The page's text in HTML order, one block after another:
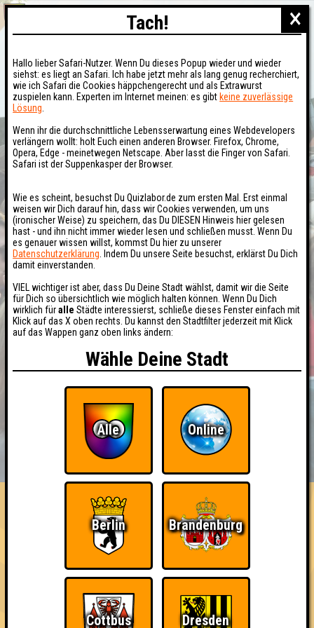
HIGHSCORE RESERVIERUNG
FAQ ÜBER UNS
Seitenquiz Berlin #25
Das Weihnachtsspezial · 18.12.2014 · Alte Kantine /
Punkte Angemeldete Teams
×
Tach!
Hallo lieber Safari-Nutzer. Wenn Du dieses Popup wieder und wieder
siehst: es liegt an Safari. Ich habe jetzt mehr als lang genug recherchiert,
wie ich Safari die Cookies häppchengerecht und als Extrawurst
zuspielen kann. Experten im Internet meinen: es gibt keine zuverlässige
Lösung
Wenn ihr die durchschnittliche Lebensserwartung eines Webdevelopers
verlängern wollt: holt Euch einen anderen Browser. Firefox, Chrome,
Opera, Edge - meinetwegen Netscape. Aber lasst die Finger von Safari.
Safari ist der Suppenkasper der Browser.
Wie es scheint, besuchst Du Quizlabor.de zum ersten Mal. Erst einmal
weisen wir Dich darauf hin, dass wir Cookies verwenden, um uns
(ironischer Weise) zu speichern, das Du DIESEN Hinweis hier gelesen
hast - und ihn nicht immer wieder lesen und schließen musst. Wenn Du
es genauer wissen willst, kommst Du hier zu unserer
Datenschutzerklärung . Indem Du unsere Seite besuchst, erklärst Du Dich
damit einverstanden.
VIEL wichtiger ist aber, dass Du Deine Stadt wählst, damit wir die Seite
für Dich so übersichtlich wie möglich halten können. Wenn Du Dich
wirklich füralle Städte interessierst, schließe dieses Fenster einfach mit
Klick auf das X oben rechts. Du kannst den Stadtfilter jederzeit mit Klick
auf das Wappen ganz oben links ändern:
Wähle Deine Stadt
Alle Online
Berlin Brandenburg
Cottbus Dresden